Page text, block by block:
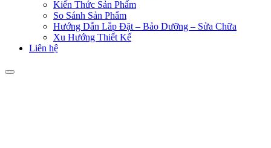
Kiến Thức Sản Phẩm
So Sánh Sản Phẩm
Hướng Dẫn Lắp Đặt – Bảo Dưỡng – Sửa Chữa
Xu Hướng Thiết Kế
Liên hệ